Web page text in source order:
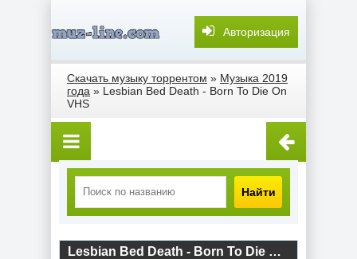
Авторизация
Скачать музыку торрентом » Музыка 2019
года » Lesbian Bed Death - Born To Die On
VHS
Найти
Lesbian Bed Death - Born To Die On VHS (2019) скачать торрент